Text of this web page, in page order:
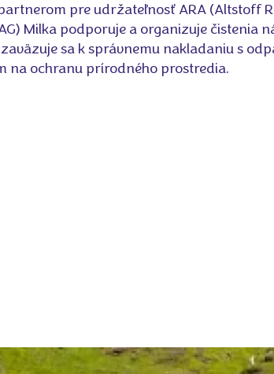
pre udržateľnosť ARA (Altstoff
Milka podporuje a organizuje čistenia
sa k správnemu nakladaniu s
na ochranu prírodného prostredia.